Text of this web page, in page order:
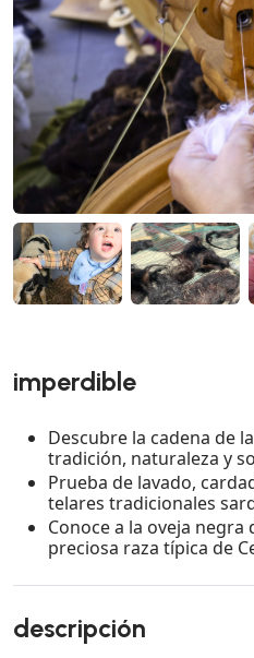
imperdible
Descubre la cadena de
tradición, naturaleza y
Prueba de lavado,
telares tradicionales
Conoce a la oveja negra
preciosa raza típica de
descripción